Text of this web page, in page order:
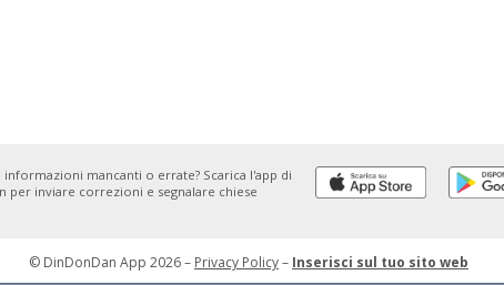
informazioni mancanti o errate? Scarica l'app di
per inviare correzioni e segnalare chiese
© DinDonDan App 2026 – Privacy Policy– Inserisci sul tuo sito web